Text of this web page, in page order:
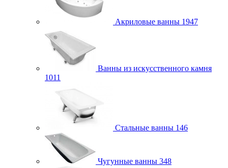
Акриловые ванны 1947
Ванны из искусственного камня
1011
Стальные ванны 146
Чугунные ванны 348